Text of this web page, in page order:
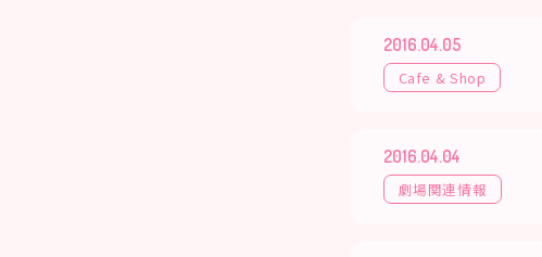
2016.04.05
Cafe & Shop
2016.04.04
劇場関連情報